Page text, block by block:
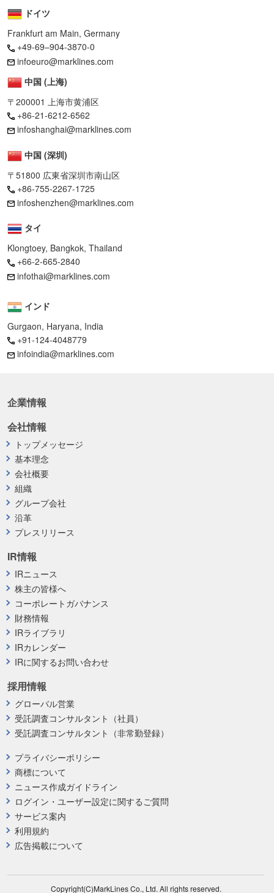
ドイツ
Frankfurt am Main, Germany
+49-69–904-3870-0
infoeuro@marklines.com
中国 (上海)
〒200001 上海市黄浦区
+86-21-6212-6562
infoshanghai@marklines.com
中国 (深圳)
〒51800 広東省深圳市南山区
+86-755-2267-1725
infoshenzhen@marklines.com
タイ
Klongtoey, Bangkok, Thailand
+66-2-665-2840
infothai@marklines.com
インド
Gurgaon, Haryana, India
+91-124-4048779
infoindia@marklines.com
企業情報
プライバシーポリシー
商標について
ニュース作成ガイドライン
ログイン・ユーザー設定に関するご質問
サービス案内
利用規約
広告掲載について
採用情報
グローバル営業
受託調査コンサルタント（社員）
受託調査コンサルタント（非常勤登録）
会社情報
トップメッセージ
基本理念
会社概要
組織
グループ会社
沿革
プレスリリース
IR情報
IRニュース
株主の皆様へ
コーポレートガバナンス
財務情報
IRライブラリ
IRカレンダー
IRに関するお問い合わせ
Copyright(C)MarkLines Co., Ltd. All rights reserved.